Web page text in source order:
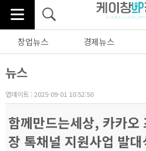
창업뉴스 경제뉴스
뉴스
업데이트 : 2025-09-01 10:52:50
함께만드는세상, 카카오
장 톡채널 지원사업 발대